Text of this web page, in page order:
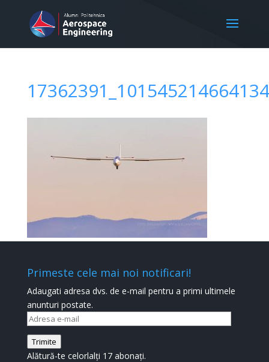
Primeste cele mai noi notificari!
Adaugati adresa dvs. de e-mail pentru a primi ultimele
anunturi postate.
Adresa
e-
mail
Trimite
Alătură-te celorlalți 17 abonați.